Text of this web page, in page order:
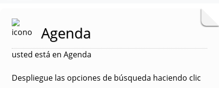
Agenda
usted está en Agenda
Despliegue las opciones de búsqueda haciendo clic